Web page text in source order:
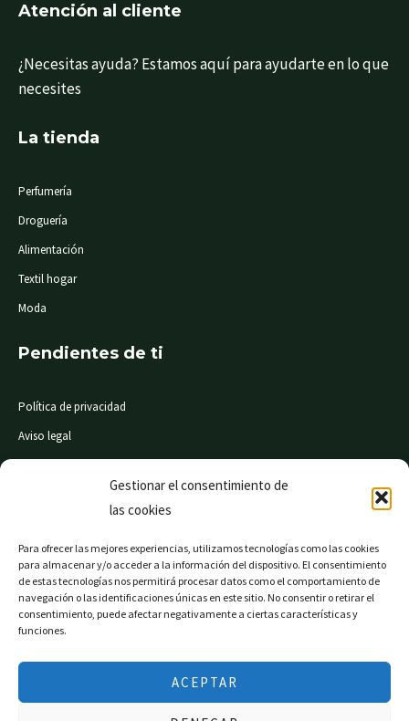
Gestionar el consentimiento de
las cookies
Para ofrecer las mejores experiencias, utilizamos tecnologías como las cookies
para almacenar y/o acceder a la información del dispositivo. El consentimiento
de estas tecnologías nos permitirá procesar datos como el comportamiento de
navegación o las identificaciones únicas en este sitio. No consentir o retirar el
consentimiento, puede afectar negativamente a ciertas características y
funciones.
ACEPTAR
Atención al cliente
¿Necesitas ayuda? Estamos aquí para ayudarte en lo que
necesites
La tienda
Perfumería
Droguería
Alimentación
Textil hogar
Moda
Pendientes de ti
Política de privacidad
Aviso legal
© Mi Súper 24 horas. Todos los derechos reservados
Página web financiada por el Programa KIT Digital. Plan